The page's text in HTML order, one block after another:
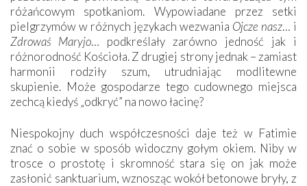
różańcowym spotkaniom. Wypowiadane przez setki
pielgrzymów w różnych językach wezwania Ojcze nasz… i
Zdrowaś Maryjo… podkreślały zarówno jedność jak i
różnorodność Kościoła. Z drugiej strony jednak – zamiast
harmonii rodziły szum, utrudniając modlitewne
skupienie. Może gospodarze tego cudownego miejsca
zechcą kiedyś „odkryć” na nowo łacinę?
Niespokojny duch współczesności daje też w Fatimie
znać o sobie w sposób widoczny gołym okiem. Niby w
trosce o prostotę i skromność stara się on jak może
zasłonić sanktuarium, wznosząc wokół betonowe bryły, z